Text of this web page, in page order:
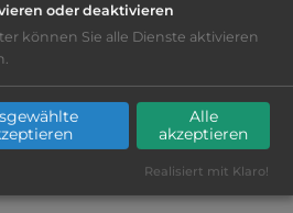
überwiegend ruhig
oder deaktivieren
können Sie alle Dienste aktivieren
Alle
akzeptieren
Realisiert mit Klaro!